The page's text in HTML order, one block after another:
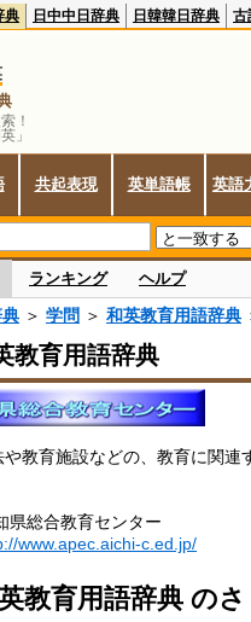
！
」
典 日中中日辞典 日韓韓日辞典 古
共起表現 英単語帳 英語
ランキング ヘルプ
＞ 学問 ＞ 和英教育用語辞典
教育用語辞典
や教育施設などの、教育に関連
県総合教育センター
www.apec.aichi-c.ed.jp/
教育用語辞典 の